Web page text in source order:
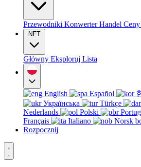
Przewodniki KonwerterHandel Ceny
NFT
Główny Eksploruj Lista
English Español
Українська
Türkçe
Nederlands
Polski
Français
Italiano
Norsk
Rozpocznij